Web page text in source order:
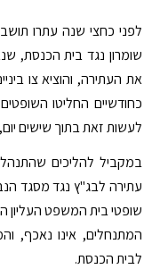
לפני כחצי שנה עתרו
שומרון נגד בית הכנסת,
את העתירה, והוציא צו
כחודשיים החליטו
לעשות זאת בתוך שישים
במקביל להליכים
עתירה לבג"ץ נגד מסגד
שופטי בית המשפט העליון
המתנחלים, אינו נאכף,
לבית הכנסת.